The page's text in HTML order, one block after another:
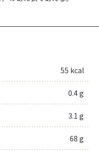
55 kcal
0.4 g
3.1 g
68 g